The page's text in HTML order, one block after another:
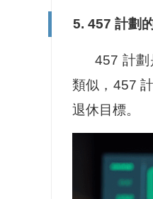
5. 457 計劃
457 計
類似，457
退休目標。